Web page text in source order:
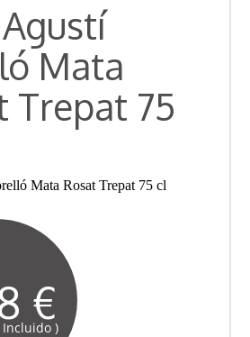
Mata
Trepat 75
Mata Rosat Trepat 75 cl
€
Incluido )